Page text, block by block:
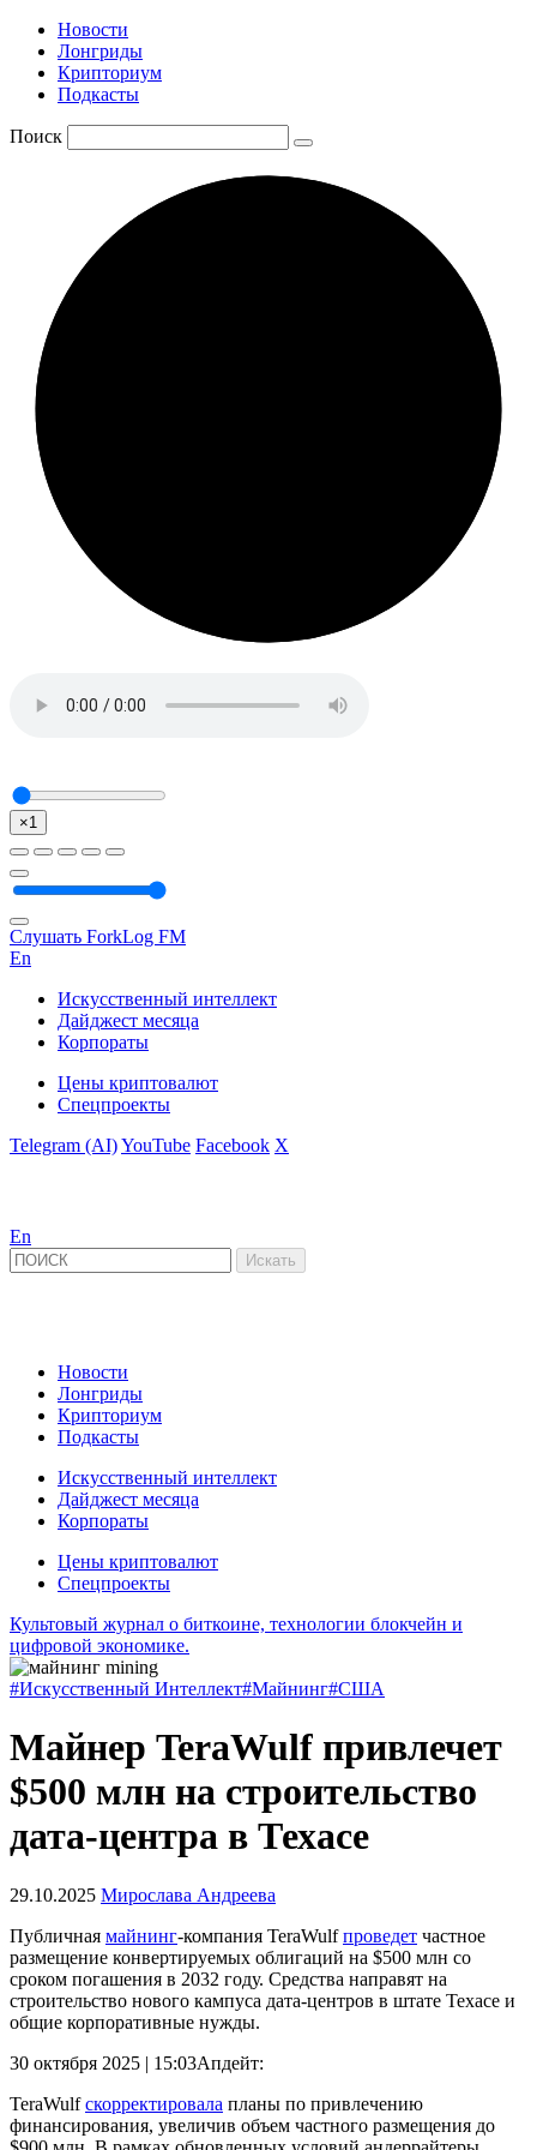
Новости
Лонгриды
Крипториум
Подкасты
Поиск
×1
Слушать ForkLog FM
En
Искусственный интеллект
Дайджест месяца
Корпораты
Цены криптовалют
Спецпроекты
Telegram (AI)YouTube Facebook X
En
Новости
Лонгриды
Крипториум
Подкасты
Искусственный интеллект
Дайджест месяца
Корпораты
Цены криптовалют
Спецпроекты
Культовый журнал о биткоине, технологии блокчейн и
цифровой экономике.
#Искусственный Интеллект#Майнинг#США
Майнер TeraWulf привлечет
$500 млн на строительство
дата-центра в Техасе
29.10.2025 Мирослава Андреева
Публичная майнинг-компания TeraWulfпроведет частное
размещение конвертируемых облигаций на $500 млн со
сроком погашения в 2032 году. Средства направят на
строительство нового кампуса дата-центров в штате Техасе и
общие корпоративные нужды.
30 октября 2025 | 15:03Апдейт:
TeraWulfскорректировала планы по привлечению
финансирования, увеличив объем частного размещения до